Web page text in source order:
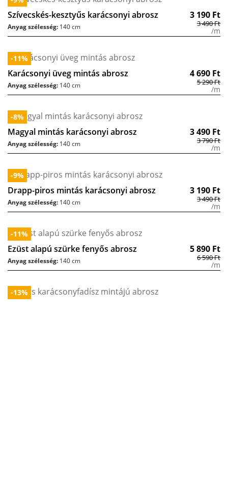
Szívecskés-kesztyűs karácsonyi abrosz 3 190 Ft
3 490Ft
/m
Anyag szélesség: 140 cm
-11%
Karácsonyi üveg mintás abrosz 4 690 Ft
5 290Ft
/m
Anyag szélesség: 140 cm
-8%
Magyal mintás karácsonyi abrosz 3 490 Ft
3 790Ft
/m
Anyag szélesség: 140 cm
-9%
Drapp-piros mintás karácsonyi abrosz 3 190 Ft
3 490Ft
/m
Anyag szélesség: 140 cm
-11%
Ezüst alapú szürke fenyős abrosz 5 890 Ft
6 590Ft
/m
Anyag szélesség: 140 cm
-13%